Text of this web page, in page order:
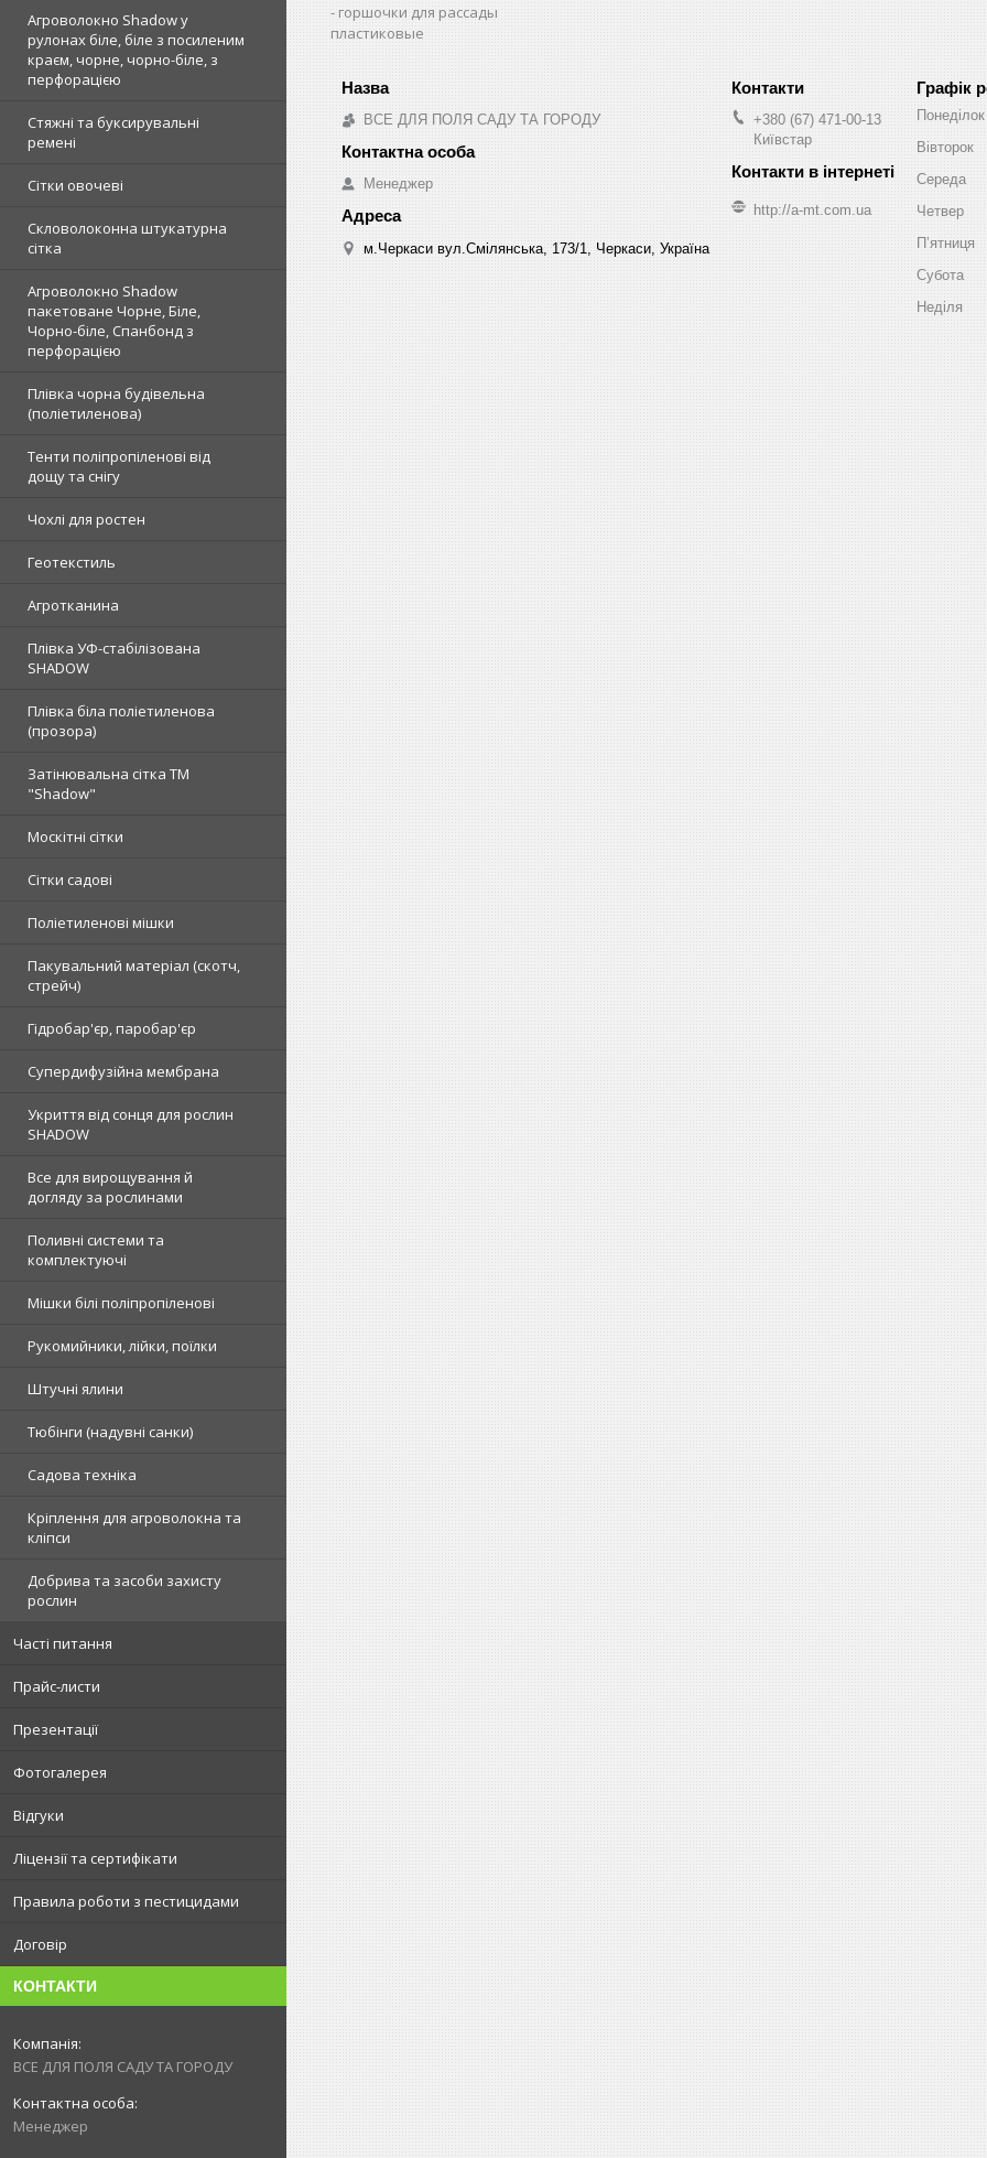
Агроволокно Shadow у
рулонах біле, біле з посиленим
краєм, чорне, чорно-біле, з
перфорацією
Стяжні та буксирувальні
ремені
Сітки овочеві
Скловолоконна штукатурна
сітка
Агроволокно Shadow
пакетоване Чорне, Біле,
Чорно-біле, Спанбонд з
перфорацією
Плівка чорна будівельна
(поліетиленова)
Тенти поліпропіленові від
дощу та снігу
Чохлі для ростен
Геотекстиль
Агротканина
Плівка УФ-стабілізована
SHADOW
Плівка біла поліетиленова
(прозора)
Затінювальна сітка ТМ
"Shadow"
Москітні сітки
Сітки садові
Поліетиленові мішки
Пакувальний матеріал (скотч,
стрейч)
Гідробар'єр, паробар'єр
Супердифузійна мембрана
Укриття від сонця для рослин
SHADOW
Все для вирощування й
догляду за рослинами
Поливні системи та
комплектуючі
Мішки білі поліпропіленові
Рукомийники, лійки, поїлки
Штучні ялини
Тюбінги (надувні санки)
Садова техніка
Кріплення для агроволокна та
кліпси
Добрива та засоби захисту
рослин
Часті питання
Прайс-листи
Презентації
Фотогалерея
Відгуки
Ліцензії та сертифікати
Правила роботи з пестицидами
Договір
КОНТАКТИ
ВСЕ ДЛЯ ПОЛЯ САДУ ТА ГОРОДУ
Менеджер
горшочки для рассады
пластиковые
ВСЕ ДЛЯ ПОЛЯ САДУ ТА ГОРОДУ
Менеджер
м.Черкаси вул.Смілянська, 173/1, Черкаси, Україна
+380 (67) 471-00-13
Київстар
http://a-mt.com.ua
Графік
Понеділок
Вівторок
Середа
Четвер
Пʼятниця
Субота
Неділя